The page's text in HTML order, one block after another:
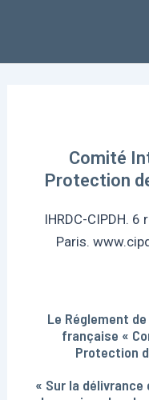
Comité
Protection
IHRDC-CIPDH.
Paris.
Le Réglement
française «
Protection
« Sur la